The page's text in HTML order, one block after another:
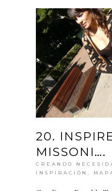
20.
MISSONI….
CREANDO
INSPIRACIÓN